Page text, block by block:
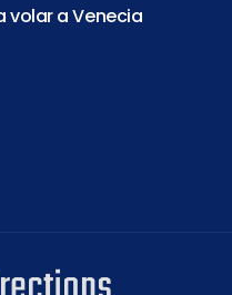
volar a Venecia